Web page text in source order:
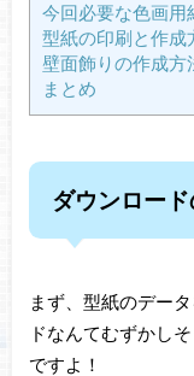
今回必要な色画用
型紙の印刷と作成
壁面飾りの作成方
まとめ
ダウンロー
まず、型紙のデー
ドなんてむずかし
ですよ！